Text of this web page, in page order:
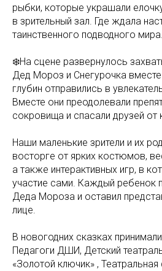
рыбки, которые украшали
в зрительный зал. Где ждала
таинственного подводного мира.
❄️На сцене развернулось
Дед Мороз и Снегурочка
глубин отправились в
Вместе они преодолевали
сокровища и спасали друзей от
Наши маленькие зрители и их
восторге от ярких костюмов,
а также интерактивных игр, в
участие сами. Каждый ребенок
Деда Мороза и оставил
лице.
В новогодних сказках
Педагоги ДШИ, Детский
«Золотой ключик» ,